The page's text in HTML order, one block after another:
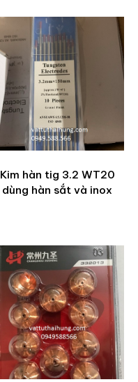
Kim hàn tig 3.2 WT20
dùng hàn sắt và inox